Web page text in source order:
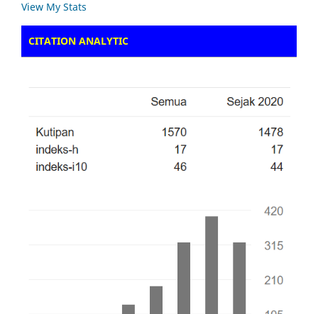
View My Stats
CITATION ANALYTIC